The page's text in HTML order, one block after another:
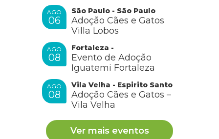
AGO
06
São Paulo - São Paulo
Adoção Cães e Gatos
Villa Lobos
AGO
08
Fortaleza -
Evento de Adoção
Iguatemi Fortaleza
AGO
08
Vila Velha - Espirito Santo
Adoção Cães e Gatos –
Vila Velha
Ver mais eventos